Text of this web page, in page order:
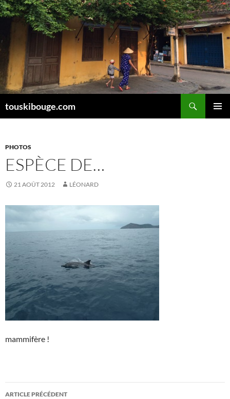
Aller
au
touskibouge.com
PHOTOS
ESPÈCE DE…
21 AOÛT 2012 LÉONARD
mammifère !
Navigation
ARTICLE PRÉCÉDENT